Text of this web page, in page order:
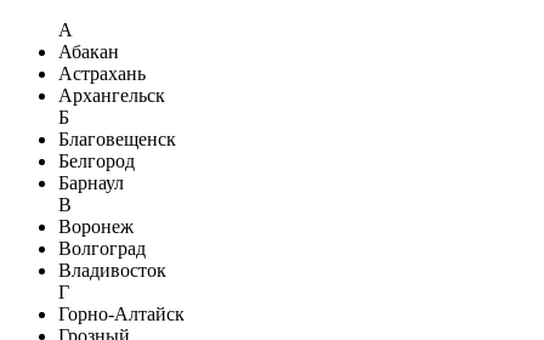
А
Абакан
Астрахань
Архангельск
Б
Благовещенск
Белгород
Барнаул
В
Воронеж
Волгоград
Владивосток
Г
Горно-Алтайск